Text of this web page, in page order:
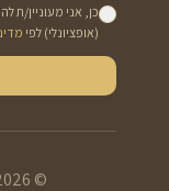
כן, אני מעוניין/ת
(אופציונלי) לפי
©